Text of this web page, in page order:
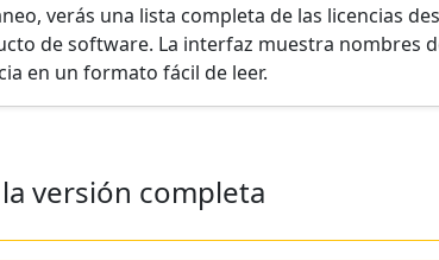
verás una lista completa de las licencias
de software. La interfaz muestra nombres
en un formato fácil de leer.
versión completa